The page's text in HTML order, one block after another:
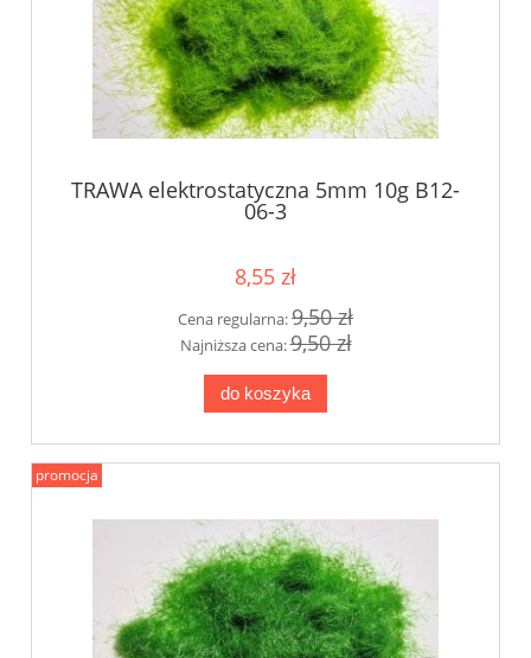
TRAWA elektrostatyczna 5mm 10g B12-
06-3
8,55 zł
Cena regularna:9,50 zł
Najniższa cena:9,50 zł
do koszyka
promocja